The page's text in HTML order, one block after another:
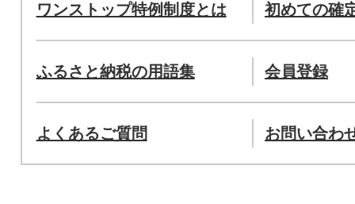
ワンストップ特例制度とは 初めての確
ふるさと納税の用語集 会員登録
よくあるご質問 お問い合わ